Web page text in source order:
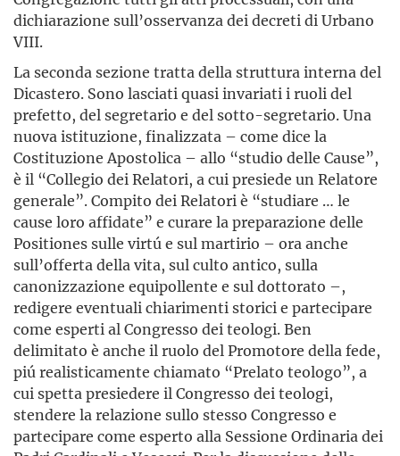
dichiarazione sull’osservanza dei decreti di Urbano
VIII.
La seconda sezione tratta della struttura interna del
Dicastero. Sono lasciati quasi invariati i ruoli del
prefetto, del segretario e del sotto-segretario. Una
nuova istituzione, finalizzata – come dice la
Costituzione Apostolica – allo “studio delle Cause”,
è il “Collegio dei Relatori, a cui presiede un Relatore
generale”. Compito dei Relatori è “studiare … le
cause loro affidate” e curare la preparazione delle
Positiones sulle virtú e sul martirio – ora anche
sull’offerta della vita, sul culto antico, sulla
canonizzazione equipollente e sul dottorato –,
redigere eventuali chiarimenti storici e partecipare
come esperti al Congresso dei teologi. Ben
delimitato è anche il ruolo del Promotore della fede,
piú realisticamente chiamato “Prelato teologo”, a
cui spetta presiedere il Congresso dei teologi,
stendere la relazione sullo stesso Congresso e
partecipare come esperto alla Sessione Ordinaria dei